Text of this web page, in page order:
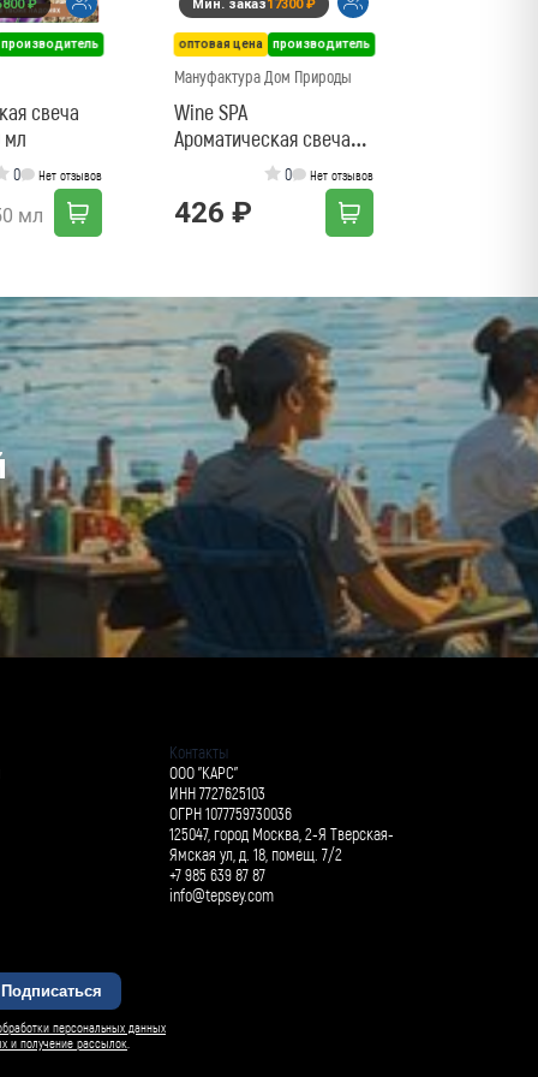
₽
производитель
свеча
мл
0 Нет отзывов
мл
Мин. заказ17300 ₽
оптовая цена производитель
Мануфактура Дом Природы
Wine SPA
Ароматическая свеча
Херес и табак0 Нет отзывов
426 ₽
Контакты
ООО "КАРС"
ИНН 7727625103
ОГРН 1077759730036
125047, город Москва, 2-Я Тверская-
Ямская ул, д. 18, помещ. 7/2
+7 985 639 87 87
info@tepsey.com
Подписаться
персональных данных
и получение рассылок